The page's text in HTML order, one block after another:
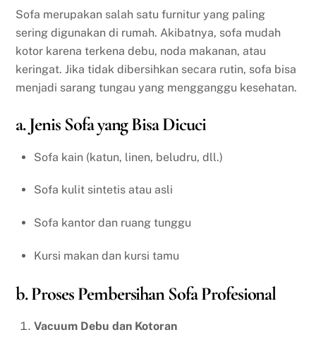
Sofa merupakan salah satu furnitur yang paling
sering digunakan di rumah. Akibatnya, sofa mudah
kotor karena terkena debu, noda makanan, atau
keringat. Jika tidak dibersihkan secara rutin, sofa bisa
menjadi sarang tungau yang mengganggu kesehatan.
a. Jenis Sofa yang Bisa Dicuci
Sofa kain (katun, linen, beludru, dll.)
Sofa kulit sintetis atau asli
Sofa kantor dan ruang tunggu
Kursi makan dan kursi tamu
b. Proses Pembersihan Sofa Profesional
Vacuum Debu dan Kotoran